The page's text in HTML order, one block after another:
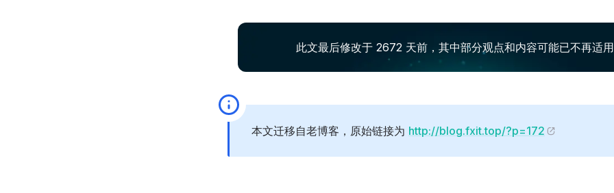
此文最后修改于 2672 天前，其中部分观点和内容可能已不再适用
本文迁移自老博客，原始链接为 http://blog.fxit.top/?p=172